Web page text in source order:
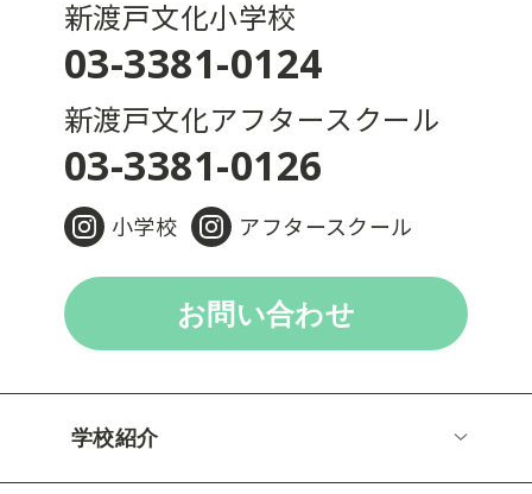
新渡戸文化小学校
03-3381-0124
新渡戸文化アフタースクール
03-3381-0126
小学校 アフタースクール
お問い合わせ
学校紹介